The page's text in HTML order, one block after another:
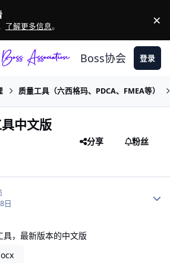
了解更多信息。 ×
Boss协会 登录
质量工具（六西格玛、PDCA、FMEA等）
中文版
分享 粉丝
日
，最新版本的中文版